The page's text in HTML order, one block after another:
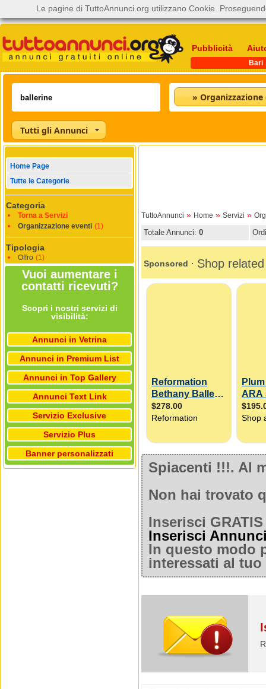
Pubblicità
Bari
» Organizzazione
Tutti gli Annunci
Home Page
Tutte le Categorie
Categoria
Torna a Servizi
Organizzazione eventi (1)
Tipologia
Offro (1)
Vuoi aumentare i
contatti ricevuti?
Scopri i nostri servizi di
visibilità:
Annunci in Vetrina
Annunci in Premium List
Annunci in Top Gallery
Annunci Text Link
Servizio Exclusive
Servizio Plus
Banner personalizzati
TuttoAnnunci » Home » Servizi »
Totale Annunci: 0
Spiacenti !!!. Al
Non hai trovato
Inserisci
Inserisci
In questo modo
interessati al
Le pagine di TuttoAnnunci.org utilizzano Cookie.